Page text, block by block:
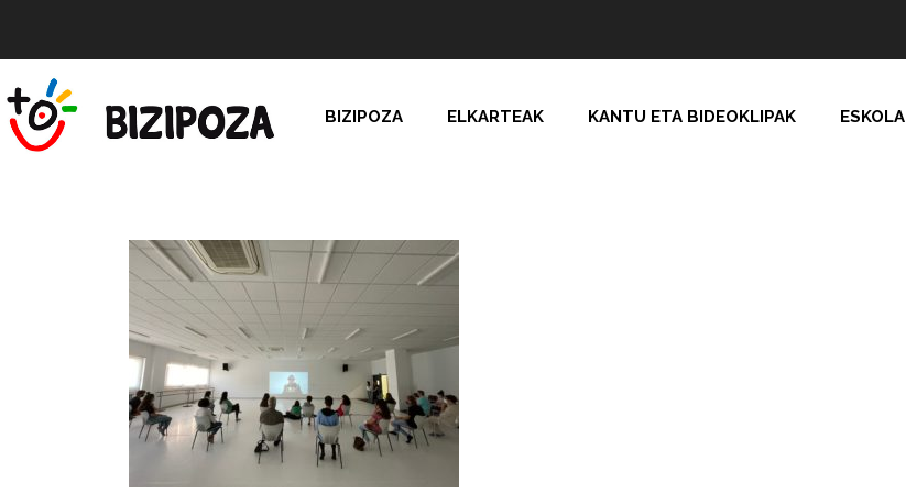
BIZIPOZA ELKARTEAK KANTU ETA BIDEOKLIPAK ESKOLA